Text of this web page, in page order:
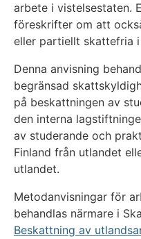
arbete i vistelsestaten.
föreskrifter om att
eller partiellt skattefria
Denna anvisning
begränsad
på beskattningen av
den interna
av studerande och
Finland från utlandet
utlandet.
Metodanvisningar för
behandlas närmare i
Beskattning av